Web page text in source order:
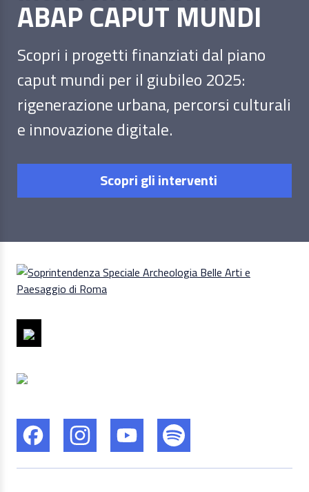
ABAP CAPUT MUNDI
Scopri i progetti finanziati dal piano
caput mundi per il giubileo 2025:
rigenerazione urbana, percorsi culturali
e innovazione digitale.
Scopri gli interventi